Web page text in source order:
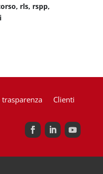
rls, rspp,
Clienti